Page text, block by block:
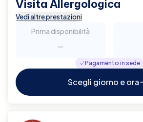
Visita Allergologica
Vedi altre prestazioni
Prima disponibilità
-
Pagamento in sede
Scegli giorno e ora